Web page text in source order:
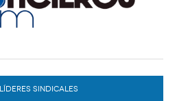
LÍDERES SINDICALES